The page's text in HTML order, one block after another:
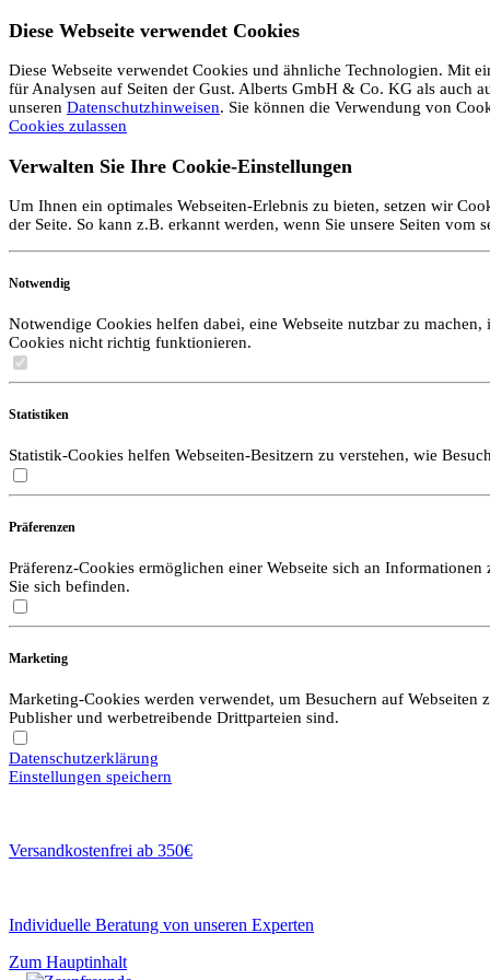
Diese Webseite verwendet Cookies
Diese Webseite verwendet Cookies und ähnliche Technologien. Mit
für Analysen auf Seiten der Gust. Alberts GmbH & Co. KG als auch
unseren Datenschutzhinweisen. Sie können die Verwendung von
Cookies zulassen
Verwalten Sie Ihre Cookie-Einstellungen
Um Ihnen ein optimales Webseiten-Erlebnis zu bieten, setzen wir
der Seite. So kann z.B. erkannt werden, wenn Sie unsere Seiten
Notwendig
Notwendige Cookies helfen dabei, eine Webseite nutzbar zu
Cookies nicht richtig funktionieren.
Statistiken
Statistik-Cookies helfen Webseiten-Besitzern zu verstehen, wie
Präferenzen
Präferenz-Cookies ermöglichen einer Webseite sich an
Sie sich befinden.
Marketing
Marketing-Cookies werden verwendet, um Besuchern auf
Publisher und werbetreibende Drittparteien sind.
Datenschutzerklärung
Einstellungen speichern
Versandkostenfrei ab 350€
Individuelle Beratung von unseren Experten
Zum Hauptinhalt